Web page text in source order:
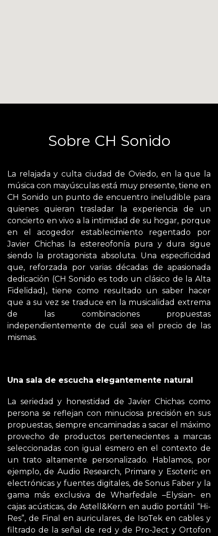
Sobre CH Sonido
La relajada y culta ciudad de Oviedo, en la que la
música con mayúsculas está muy presente, tiene en
CH Sonido un punto de encuentro ineludible para
quienes quieran trasladar la experiencia de un
concierto en vivo a la intimidad de su hogar, porque
en el acogedor establecimiento regentado por
Javier Chichas la estereofonía pura y dura sigue
siendo la protagonista absoluta. Una especificidad
que, reforzada por varias décadas de apasionada
dedicación (CH Sonido es todo un clásico de la Alta
Fidelidad), tiene como resultado un saber hacer
que a su vez se traduce en la musicalidad extrema
de las combinaciones propuestas
independientemente de cuál sea el precio de las
mismas.
Una sala de escucha elegantemente natural
La seriedad y honestidad de Javier Chichas como
persona se reflejan con minuciosa precisión en sus
propuestas, siempre encaminadas a sacar el máximo
provecho de productos pertenecientes a marcas
seleccionadas con igual esmero en el contexto de
un trato altamente personalizado. Hablamos, por
ejemplo, de Audio Research, Primare y Esoteric en
electrónicas y fuentes digitales, de Sonus Faber y la
gama más exclusiva de Wharfedale –Elysian- en
cajas acústicas, de Astell&Kern en audio portátil “Hi-
Res”, de Final en auriculares, de IsoTek en cables y
filtrado de la señal de red y de Pro-Ject y Ortofon